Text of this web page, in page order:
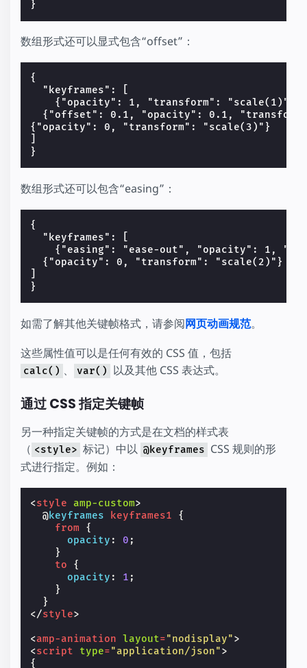
数组形式还可以显式包含“offset”：
{
  "keyframes": [
    {"opacity": 1, "transform": "scale(1)"},
{"offset": 0.1, "opacity": 0.1,
{"opacity": 0, "transform": "scale(3)"}
数组形式还可以包含“easing”：
{
  "keyframes": [
{"easing": "ease-out", "opacity": 1,
  {"opacity": 0, "transform": "scale(2)"}
如需了解其他关键帧格式，请参阅网页动画规范。
这些属性值可以是任何有效的 CSS 值，包括
calc() 、 var() 以及其他 CSS 表达式。
通过 CSS 指定关键帧
另一种指定关键帧的方式是在文档的样式表
（ <style> 标记）中以 @keyframes CSS 规则的形
式进行指定。例如：
<style amp-custom>
@keyframes keyframes1
{
from
{
opacity : 0 ;
}
to
{
opacity : 1 ;
}
}
</style>
<amp-animation layout="nodisplay">
<script type="application/json">
{